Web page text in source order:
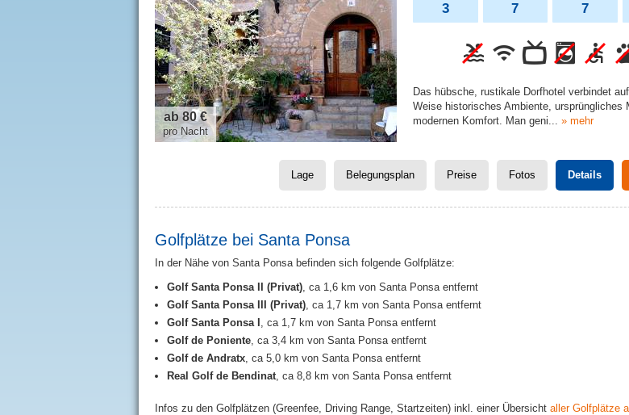
3 7 7
ab 80 €
pro Nacht
Das hübsche, rustikale Dorfhotel verbindet
Weise historisches Ambiente, ursprüngliches
modernen Komfort. Man geni... » mehr
Lage Belegungsplan Preise Fotos Details
Golfplätze bei Santa Ponsa
In der Nähe von Santa Ponsa befinden sich folgende Golfplätze:
Golf Santa Ponsa II (Privat), ca 1,6 km von Santa Ponsa entfernt
Golf Santa Ponsa III (Privat), ca 1,7 km von Santa Ponsa entfernt
Golf Santa Ponsa I , ca 1,7 km von Santa Ponsa entfernt
Golf de Poniente, ca 3,4 km von Santa Ponsa entfernt
Golf de Andratx, ca 5,0 km von Santa Ponsa entfernt
Real Golf de Bendinat, ca 8,8 km von Santa Ponsa entfernt
Infos zu den Golfplätzen (Greenfee, Driving Range, Startzeiten) inkl. einer Übersicht aller Golfplätze